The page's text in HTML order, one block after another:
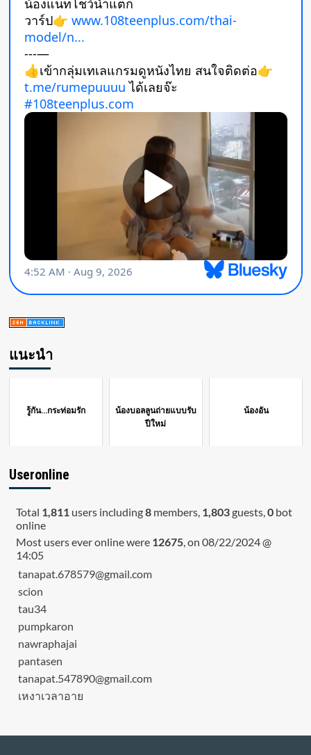
แนะนำ
รู้กัน...กระท่อมรัก
น้องบอลลูนถ่ายแบบรับ
ปีใหม่
น้องอัน
Useronline
Total 1,811users including8members, 1,803guests,0bot
online
Most users ever online were 12675, on 08/22/2024 @
14:05
tanapat.678579@gmail.com
scion
tau34
pumpkaron
nawraphajai
pantasen
tanapat.547890@gmail.com
เหงาเวลาอาย